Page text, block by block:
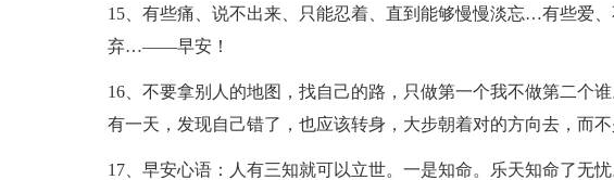
15、有些痛、说不出来、只能忍着、直到能够慢慢淡忘…有些爱
弃…——早安！
16、不要拿别人的地图，找自己的路，只做第一个我不做第二个
有一天，发现自己错了，也应该转身，大步朝着对的方向去，而
17、早安心语：人有三知就可以立世。一是知命。乐天知命了无